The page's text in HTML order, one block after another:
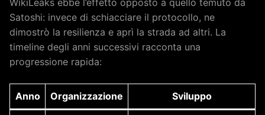
Satoshi: invece di schiacciare il protocollo, ne
dimostrò la resilienza e aprì la strada ad altri. La
timeline degli anni successivi racconta una
progressione rapida:
Anno Organizzazione Sviluppo